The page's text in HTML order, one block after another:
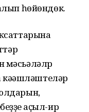
һөйөндөк.
мәсьәләлр
кәңәшләштеләр
аҫыл-ир